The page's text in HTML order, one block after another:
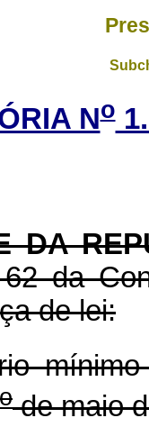
No
DA
da
de lei:
mínimo
ode maio